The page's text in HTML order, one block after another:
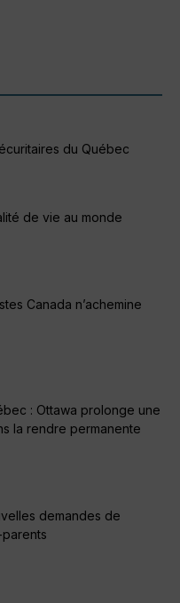
du Québec
de vie au monde
Canada n’achemine
: Ottawa prolonge une
la rendre permanente
demandes de